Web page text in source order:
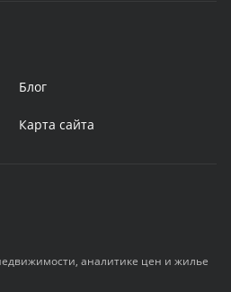
Блог
Карта сайта
аналитике цен и жилье